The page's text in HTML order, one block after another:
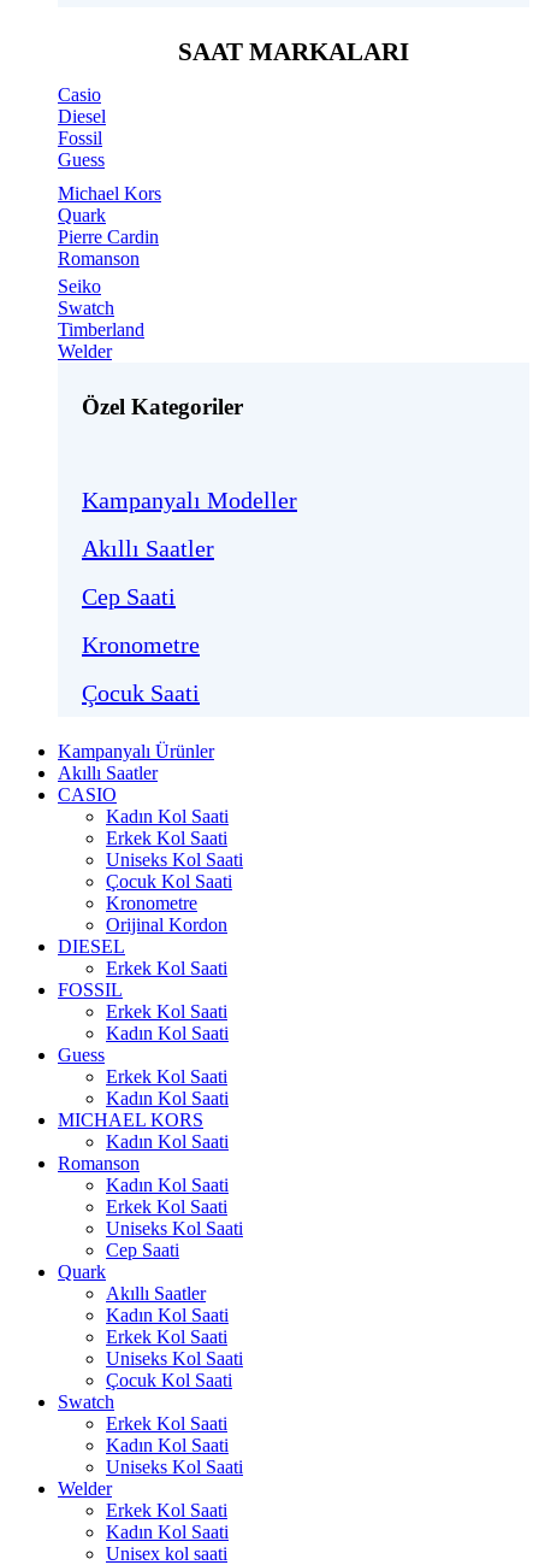
SAAT MARKALARI
Casio
Diesel
Fossil
Guess
Michael Kors
Quark
Pierre Cardin
Romanson
Seiko
Swatch
Timberland
Welder
Özel Kategoriler
Kampanyalı Modeller
Akıllı Saatler
Cep Saati
Kronometre
Çocuk Saati
Kampanyalı Ürünler
Akıllı Saatler
CASIO
Kadın Kol Saati
Erkek Kol Saati
Uniseks Kol Saati
Çocuk Kol Saati
Kronometre
Orijinal Kordon
DIESEL
Erkek Kol Saati
FOSSIL
Erkek Kol Saati
Kadın Kol Saati
Guess
Erkek Kol Saati
Kadın Kol Saati
MICHAEL KORS
Kadın Kol Saati
Romanson
Kadın Kol Saati
Erkek Kol Saati
Uniseks Kol Saati
Cep Saati
Quark
Akıllı Saatler
Kadın Kol Saati
Erkek Kol Saati
Uniseks Kol Saati
Çocuk Kol Saati
Swatch
Erkek Kol Saati
Kadın Kol Saati
Uniseks Kol Saati
Welder
Erkek Kol Saati
Kadın Kol Saati
Unisex kol saati